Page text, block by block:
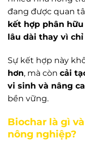
đang được quan
kết hợp phân hữu
lâu dài thay vì
Sự kết hợp này
hơn, mà còn cải
vi sinh và nâng
bền vững.
Biochar là gì
nông nghiệp?